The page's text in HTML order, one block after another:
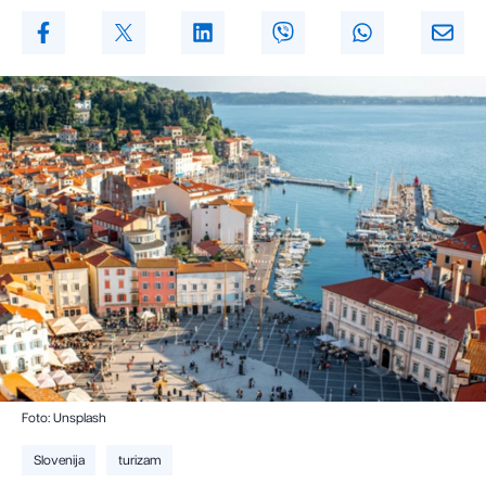
Foto: Unsplash
Slovenija turizam